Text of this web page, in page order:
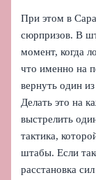
При этом в
сюрпризов. В
момент, когда
что именно на
вернуть один
Делать это на
выстрелить
тактика,
штабы. Если
расстановка